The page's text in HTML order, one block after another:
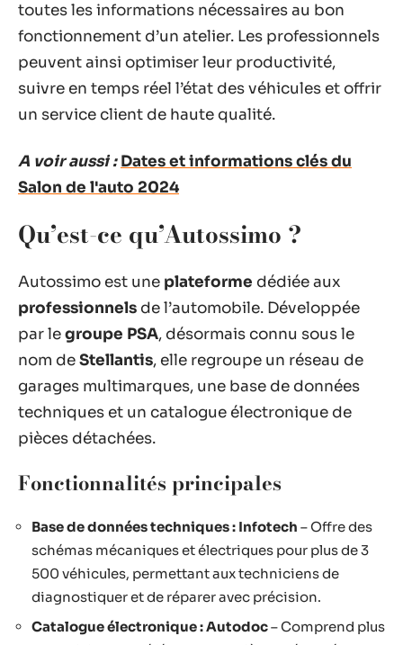
toutes les informations nécessaires au bon
fonctionnement d’un atelier. Les professionnels
peuvent ainsi optimiser leur productivité,
suivre en temps réel l’état des véhicules et offrir
un service client de haute qualité.
A voir aussi : Dates et informations clés du
Salon de l'auto 2024
Qu’est-ce qu’Autossimo ?
Autossimo est une plateforme dédiée aux
professionnels de l’automobile. Développée
par legroupe PSA, désormais connu sous le
nom deStellantis, elle regroupe un réseau de
garages multimarques, une base de données
techniques et un catalogue électronique de
pièces détachées.
Fonctionnalités principales
Base de données techniques : Infotech – Offre des
schémas mécaniques et électriques pour plus de 3
500 véhicules, permettant aux techniciens de
diagnostiquer et de réparer avec précision.
Catalogue électronique : Autodoc– Comprend plus